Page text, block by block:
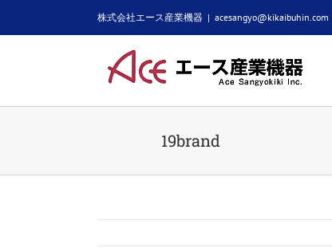
to
株式会社エース産業機器 | acesangyo@kikaibuhin.com
19brand